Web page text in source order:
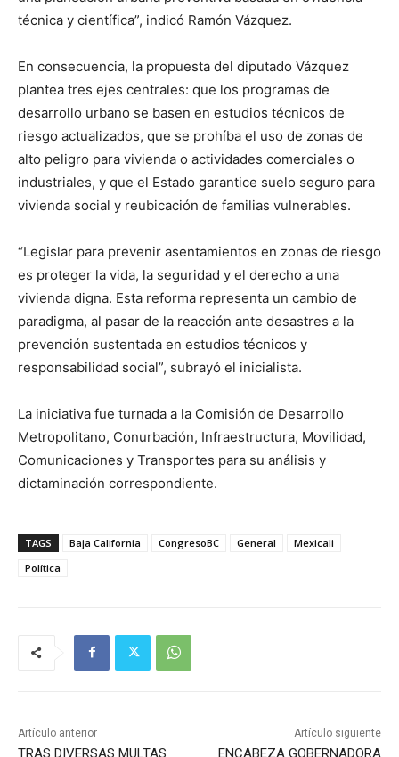
técnica y científica”, indicó Ramón Vázquez.
En consecuencia, la propuesta del diputado Vázquez
plantea tres ejes centrales: que los programas de
desarrollo urbano se basen en estudios técnicos de
riesgo actualizados, que se prohíba el uso de zonas de
alto peligro para vivienda o actividades comerciales o
industriales, y que el Estado garantice suelo seguro para
vivienda social y reubicación de familias vulnerables.
“Legislar para prevenir asentamientos en zonas de riesgo
es proteger la vida, la seguridad y el derecho a una
vivienda digna. Esta reforma representa un cambio de
paradigma, al pasar de la reacción ante desastres a la
prevención sustentada en estudios técnicos y
responsabilidad social”, subrayó el inicialista.
La iniciativa fue turnada a la Comisión de Desarrollo
Metropolitano, Conurbación, Infraestructura, Movilidad,
Comunicaciones y Transportes para su análisis y
dictaminación correspondiente.
TAGS Baja California CongresoBC General
Mexicali
Política
Artículo anterior
TRAS DIVERSAS MULTAS
Artículo siguiente
ENCABEZA GOBERNADORA